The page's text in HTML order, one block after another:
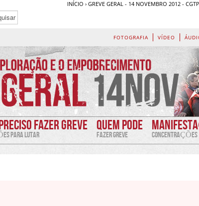
INÍCIO › GREVE GERAL - 14 NOVEMBRO 2012 -
FOTOGRAFIA VÍDEO
FAZER GREVE
PARA LUTAR
QUEM PODE
FAZER GREVE CONCENTRAÇÕES